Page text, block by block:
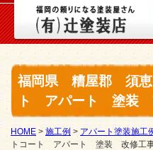
福岡県 糟屋郡 須恵
ト アパート 塗装
HOME > 施工例 > アパート塗装施工
トコート アパート 塗装 改修工